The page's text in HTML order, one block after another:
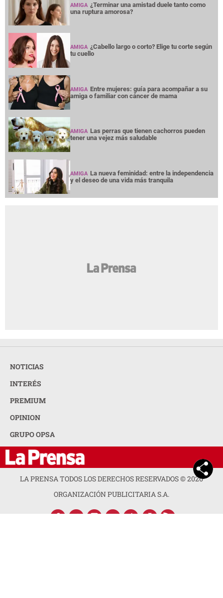
AMIGA ¿Terminar una amistad duele tanto como
una ruptura amorosa?
AMIGA ¿Cabello largo o corto? Elige tu corte según
tu cuello
AMIGA Entre mujeres: guía para acompañar a su
amiga o familiar con cáncer de mama
AMIGA Las perras que tienen cachorros pueden
tener una vejez más saludable
AMIGA La nueva feminidad: entre la independencia
y el deseo de una vida más tranquila
NOTICIAS
INTERÉS
PREMIUM
OPINION
GRUPO OPSA
LA PRENSA TODOS LOS DERECHOS RESERVADOS ©2026
ORGANIZACIÓN PUBLICITARIA S.A.